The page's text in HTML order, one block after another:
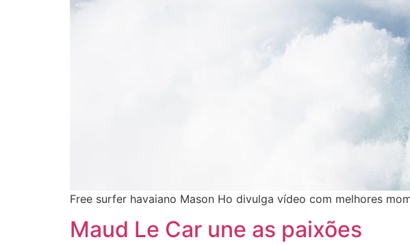
Free surfer havaiano Mason Ho divulga vídeo com melhores
Maud Le Car une as paixões